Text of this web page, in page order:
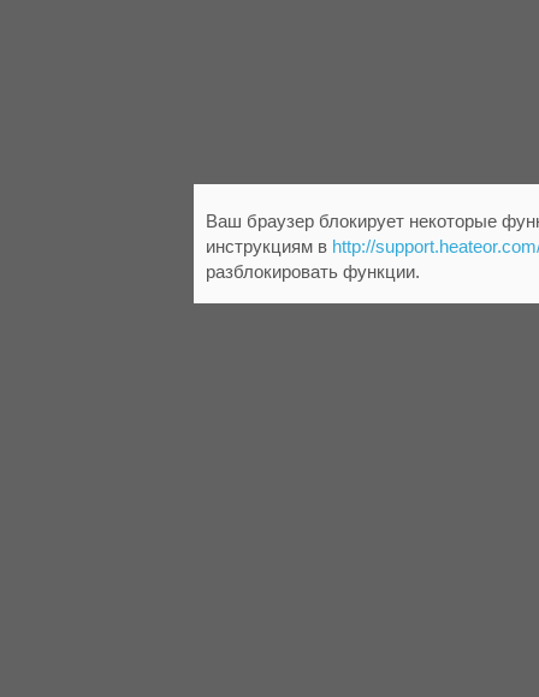
Ваш браузер блокирует некоторые
инструкциям в http://
разблокировать функции.